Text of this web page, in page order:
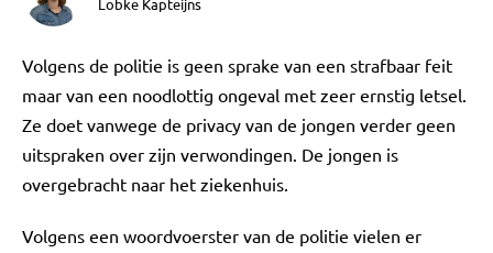
Lobke Kapteijns
Volgens de politie is geen sprake van een strafbaar feit
maar van een noodlottig ongeval met zeer ernstig letsel.
Ze doet vanwege de privacy van de jongen verder geen
uitspraken over zijn verwondingen. De jongen is
overgebracht naar het ziekenhuis.
Volgens een woordvoerster van de politie vielen er